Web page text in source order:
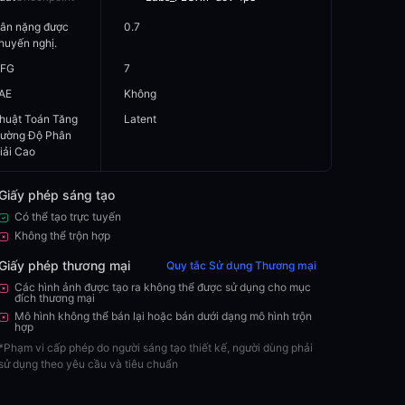
nặng được
nghị.
0.7
7
Không
Toán Tăng
Độ Phân
Cao
Latent
phép sáng tạo
Có thể tạo trực tuyến
Không thể trộn hợp
phép thương mại
Quy tắc Sử dụng Thương mại
Các hình ảnh được tạo ra không thể được sử dụng cho mục
đích thương mại
Mô hình không thể bán lại hoặc bán dưới dạng mô hình trộn
hợp
*Phạm vi cấp phép do người sáng tạo thiết kế, người dùng phải
sử dụng theo yêu cầu và tiêu chuẩn